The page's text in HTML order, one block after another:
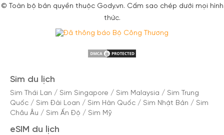
© Toàn bộ bản quyền thuộc Gody.vn. Cấm sao chép dưới mọi hình
thức.
Sim du lịch
Sim Thái Lan / Sim Singapore / Sim Malaysia / Sim Trung
Quốc / Sim Đài Loan / Sim Hàn Quốc / Sim Nhật Bản / Sim
Châu Âu / Sim Ấn Độ / Sim Mỹ
eSIM du lịch